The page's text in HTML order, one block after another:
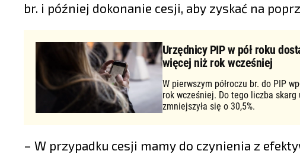
br. i później dokonanie cesji, aby zyskać na
Urzędnicy PIP w pół roku
więcej niż rok wcześniej
W pierwszym półroczu br. do PIP
rok wcześniej. Do tego liczba skarg
zmniejszyła się o 30,5%.
– W przypadku cesji mamy do czynienia z